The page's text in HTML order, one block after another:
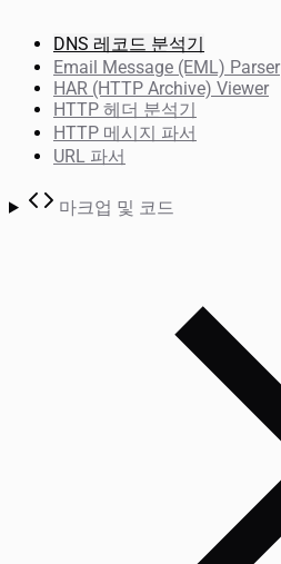
DNS 레코드 분석기
Email Message (EML) Parser
HAR (HTTP Archive) Viewer
HTTP 헤더 분석기
HTTP 메시지 파서
URL 파서
마크업 및 코드